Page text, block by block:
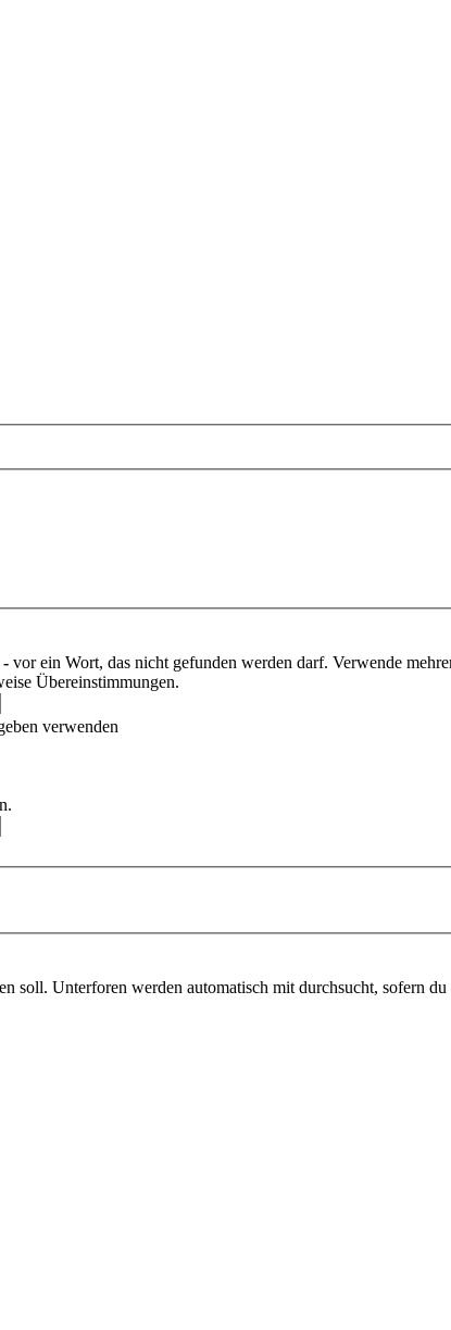
- vor ein Wort, das nicht gefunden werden darf. Verwende
Übereinstimmungen.
verwenden
soll. Unterforen werden automatisch mit durchsucht, sofern